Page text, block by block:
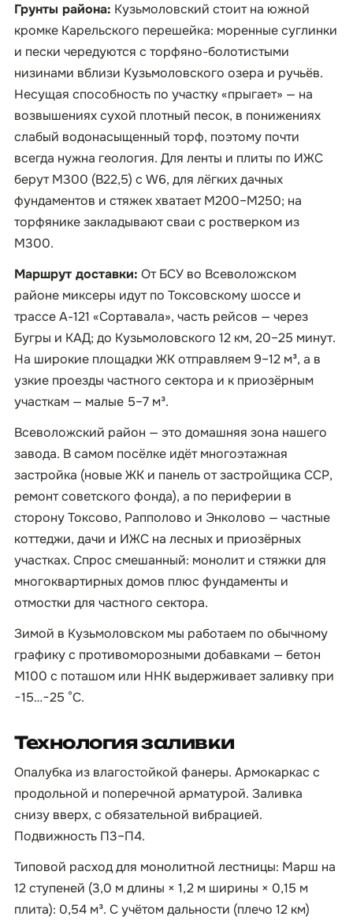
Грунты района: Кузьмоловский стоит на южной
кромке Карельского перешейка: моренные суглинки
и пески чередуются с торфяно-болотистыми
низинами вблизи Кузьмоловского озера и ручьёв.
Несущая способность по участку «прыгает» — на
возвышениях сухой плотный песок, в понижениях
слабый водонасыщенный торф, поэтому почти
всегда нужна геология. Для ленты и плиты по ИЖС
берут М300 (B22,5) с W6, для лёгких дачных
фундаментов и стяжек хватает М200–М250; на
торфянике закладывают сваи с ростверком из
М300.
Маршрут доставки: От БСУ во Всеволожском
районе миксеры идут по Токсовскому шоссе и
трассе А-121 «Сортавала», часть рейсов — через
Бугры и КАД; до Кузьмоловского 12 км, 20–25 минут.
На широкие площадки ЖК отправляем 9–12 м³, а в
узкие проезды частного сектора и к приозёрным
участкам — малые 5–7 м³.
Всеволожский район — это домашняя зона нашего
завода. В самом посёлке идёт многоэтажная
застройка (новые ЖК и панель от застройщика ССР,
ремонт советского фонда), а по периферии в
сторону Токсово, Рапполово и Энколово — частные
коттеджи, дачи и ИЖС на лесных и приозёрных
участках. Спрос смешанный: монолит и стяжки для
многоквартирных домов плюс фундаменты и
отмостки для частного сектора.
Зимой в Кузьмоловском мы работаем по обычному
графику с противоморозными добавками — бетон
М100 с поташом или ННК выдерживает заливку при
−15…−25 °C.
Технология заливки
Опалубка из влагостойкой фанеры. Армокаркас с
продольной и поперечной арматурой. Заливка
снизу вверх, с обязательной вибрацией.
Подвижность П3–П4.
Типовой расход для монолитной лестницы: Марш на
12 ступеней (3,0 м длины × 1,2 м ширины × 0,15 м
плита): 0,54 м³. С учётом дальности (плечо 12 км)